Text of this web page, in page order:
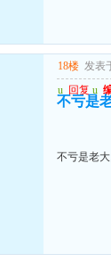
18楼 发表
u 回复 u
不亏是
不亏是老